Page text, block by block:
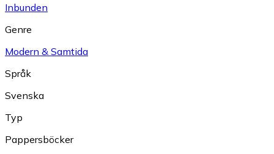
Inbunden
Genre
Modern & Samtida
Språk
Svenska
Typ
Pappersböcker